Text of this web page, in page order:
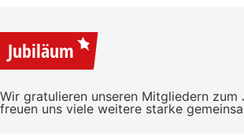
Jubiläum
Wir gratulieren unseren Mitgliedern zum
freuen uns viele weitere starke